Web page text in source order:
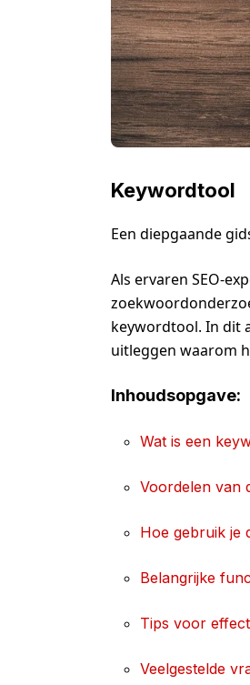
Keywordtool
Een diepgaande
Als ervaren SEO-
keywordtool. In dit
uitleggen waarom
Inhoudsopgave:
Wat is een
Voordelen van
Hoe gebruik je
Belangrijke
Tips voor
Veelgestelde